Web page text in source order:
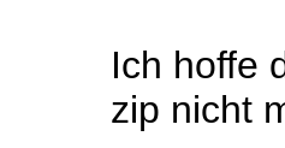
Ich hoffe
zip nicht